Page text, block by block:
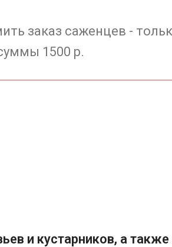
заказ саженцев -
1500 р.
и кустарников, а также